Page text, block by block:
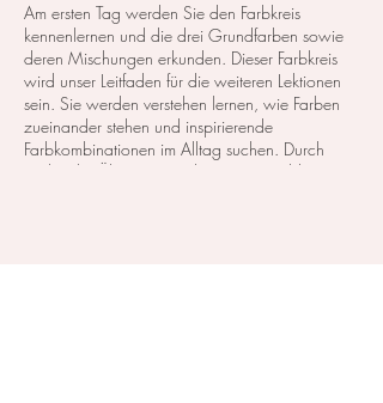
Am ersten Tag werden Sie den Farbkreis
kennenlernen und die drei Grundfarben sowie
deren Mischungen erkunden. Dieser Farbkreis
wird unser Leitfaden für die weiteren Lektionen
sein. Sie werden verstehen lernen, wie Farben
zueinander stehen und inspirierende
Farbkombinationen im Alltag suchen. Durch
praktische Übungen analysieren wir Bilder, Fotos